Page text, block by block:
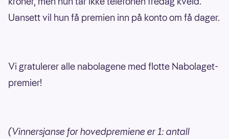
Uansett vil hun få premien inn på konto om få dager.
Vi gratulerer alle nabolagene med flotte Nabolaget-
premier!
(Vinnersjanse for hovedpremiene er 1: antall